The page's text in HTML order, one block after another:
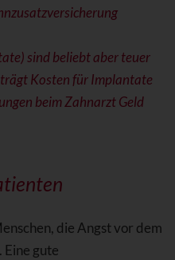
sind beliebt aber teuer
Kosten für Implantate
beim Zahnarzt Geld
die Angst vor dem
Eine gute